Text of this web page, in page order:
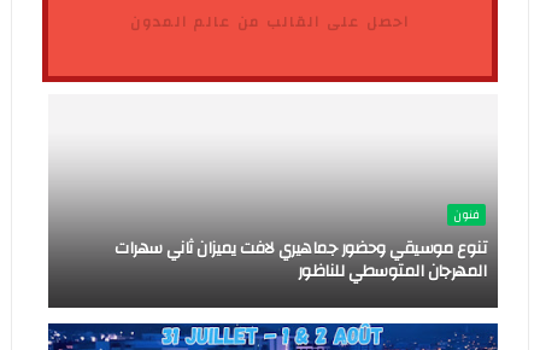
احصل على القالب من عالم المدون
فنون
تنوع موسيقي وحضور جماهيري لافت يميزان ثاني سهرات
المهرجان المتوسطي للناظور